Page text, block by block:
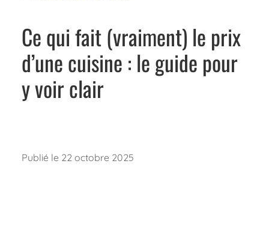
Ce qui fait (vraiment) le prix
d’une cuisine : le guide pour
y voir clair
Publié le 22 octobre 2025